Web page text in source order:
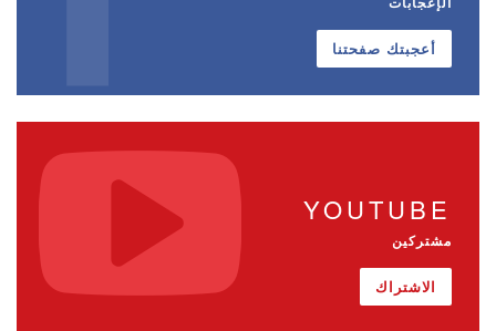
أعجبتك صفحتنا
YOUTUBE
مشتركين
الاشتراك